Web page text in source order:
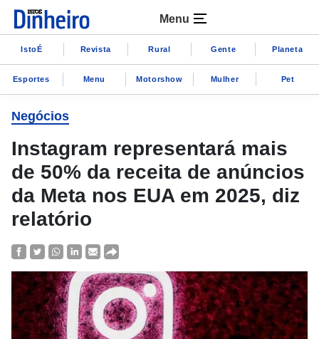
Menu
IstoÉ Revista Rural Gente Planeta
Esportes Menu Motorshow Mulher Pet
Negócios
Instagram representará mais
de 50% da receita de anúncios
da Meta nos EUA em 2025, diz
relatório